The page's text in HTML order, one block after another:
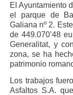
El Ayuntamiento
el parque de
Galiana nº 2.
de 449.070’48
Generalitat, y
zona, se ha
patrimonio
Los trabajos
Asfaltos S.A.